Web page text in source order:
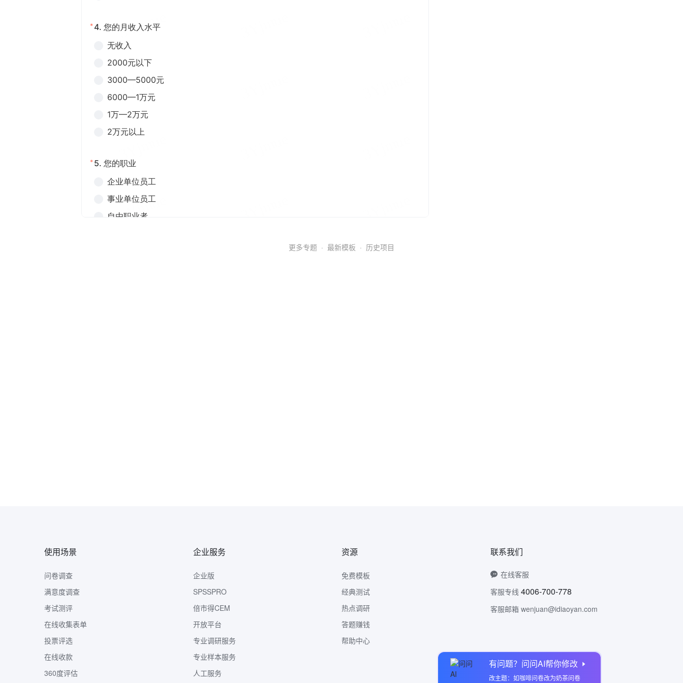
有问题？问问AI帮你修改
改主题：如咖啡问卷改为奶茶问卷
更多专题 · 最新模板 · 历史项目
使用场景
问卷调查
满意度调查
考试测评
在线收集表单
投票评选
在线收款
360度评估
企业服务
企业版
SPSSPRO
倍市得CEM
开放平台
专业调研服务
专业样本服务
人工服务
资源
免费模板
经典测试
热点调研
答题赚钱
帮助中心
联系我们
在线客服
客服专线 4006-700-778
客服邮箱 wenjuan@idiaoyan.com
问卷网公众号